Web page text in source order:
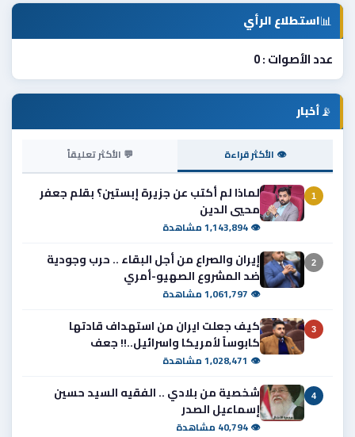
📊استطلاع الرأي
عدد الأصوات : 0
📡أخبار
👁 الأكثر قراءة 💬 الأكثر تعليقاً
1
لماذا لم أكتب عن جزيرة إبستين؟ بقلم جعفر
محيي الدين
👁 1,143,894 مشاهدة
2
إيران والصراع من أجل البقاء .. حرب وجودية
ضد المشروع الصهيو-أمري
👁 1,061,797 مشاهدة
3
كيف جعلت ايران من استهداف قادتها
كابوساً لأمريكا واسرائيل..!! جعف
👁 1,028,471 مشاهدة
4
شخصية من بلادي .. الفقيه السيد حسين
إسماعيل الصدر
👁 40,794 مشاهدة